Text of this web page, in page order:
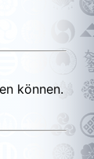
können.